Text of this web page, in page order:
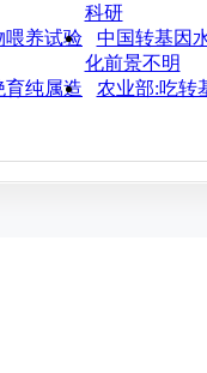
科研
喂养试验
中国转基因
化前景不明
育纯属造
农业部:吃转